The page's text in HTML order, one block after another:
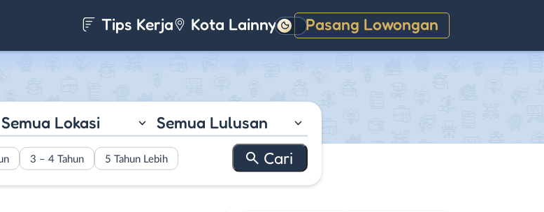
Tips Kerja Kota Lainnya Pasang Lowongan
Gelap
Semua Lokasi Semua Lulusan
3 – 4 Tahun 5 Tahun Lebih